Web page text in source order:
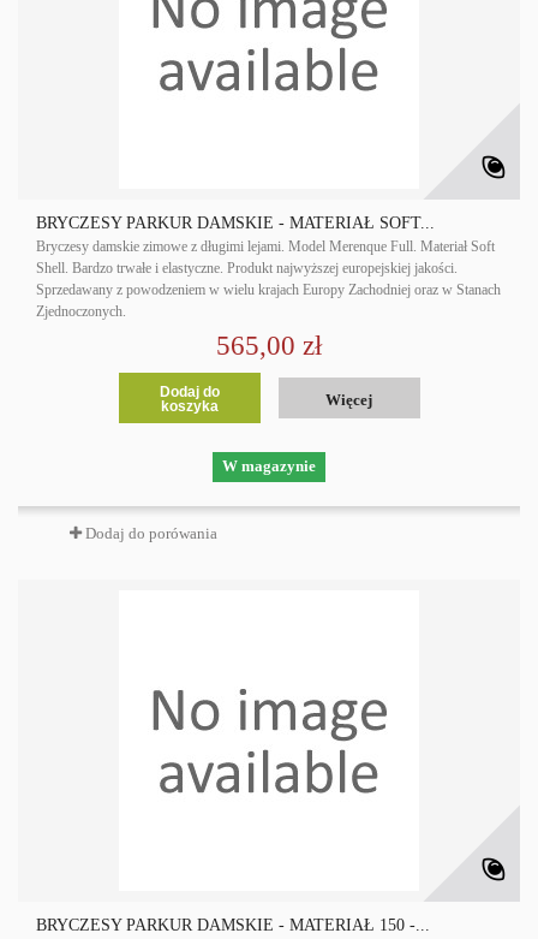
BRYCZESY PARKUR DAMSKIE - MATERIAŁ SOFT...
Bryczesy damskie zimowe z długimi lejami. Model Merenque Full. Materiał Soft
Shell. Bardzo trwałe i elastyczne. Produkt najwyższej europejskiej jakości.
Sprzedawany z powodzeniem w wielu krajach Europy Zachodniej oraz w Stanach
Zjednoczonych.
565,00 zł
Dodaj do
koszyka
Więcej
W magazynie
Dodaj do porówania
BRYCZESY PARKUR DAMSKIE - MATERIAŁ 150 -...